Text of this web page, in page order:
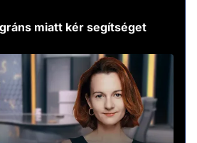
miatt kér segítséget